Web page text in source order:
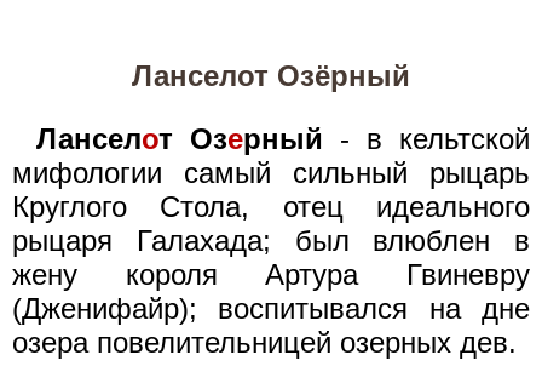
Ланселот Озёрный
Ланселот Озерный - в кельтской
мифологии самый сильный рыцарь
Круглого Стола, отец идеального
рыцаря Галахада; был влюблен в
жену короля Артура Гвиневру
(Дженифайр); воспитывался на дне
озера повелительницей озерных дев.